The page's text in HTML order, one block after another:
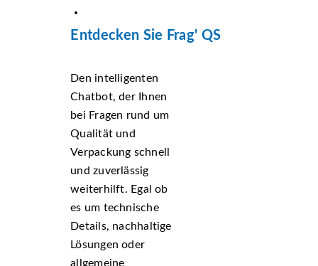
Entdecken Sie Frag' QS
Den intelligenten
Chatbot, der Ihnen
bei Fragen rund um
Qualität und
Verpackung schnell
und zuverlässig
weiterhilft. Egal ob
es um technische
Details, nachhaltige
Lösungen oder
allgemeine